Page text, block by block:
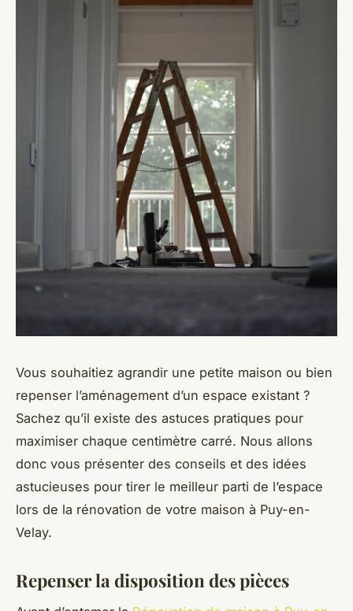
Vous souhaitiez agrandir une petite maison ou bien
repenser l’aménagement d’un espace existant ?
Sachez qu’il existe des astuces pratiques pour
maximiser chaque centimètre carré. Nous allons
donc vous présenter des conseils et des idées
astucieuses pour tirer le meilleur parti de l’espace
lors de la rénovation de votre maison à Puy-en-
Velay.
Repenser la disposition des pièces